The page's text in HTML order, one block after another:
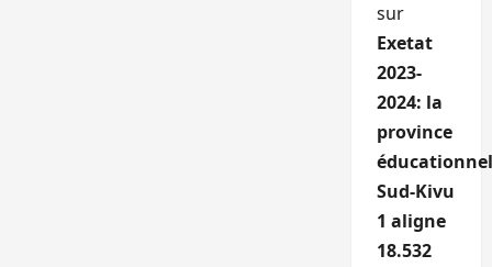
sur
Exetat
2023-
2024: la
province
Sud-Kivu
1 aligne
18.532